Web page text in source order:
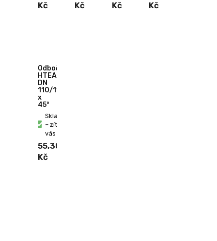
Kč
Kč
Kč
Kč
Odbočka
HTEA
DN
110/110
x
45°
Skladem
– zítra u
vás
55,30
Kč